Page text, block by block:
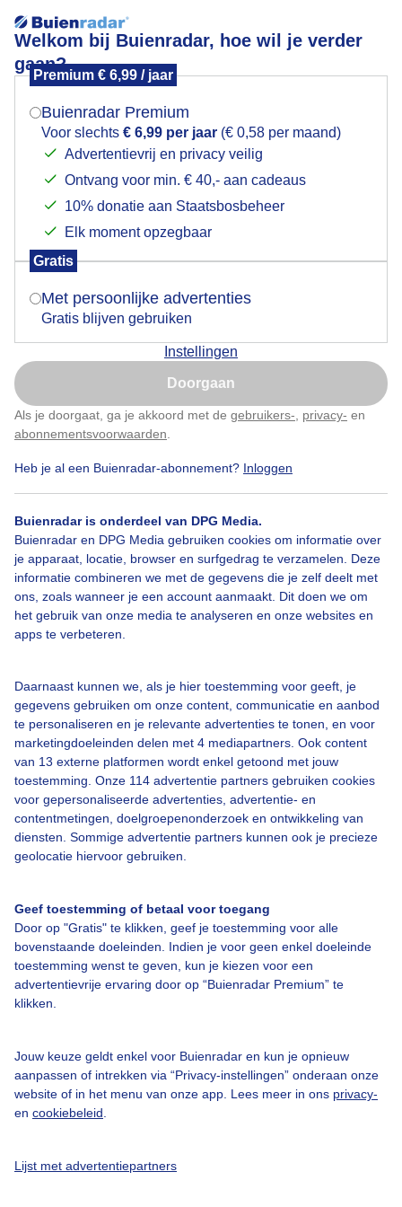
Welkom bij Buienradar, hoe wil je verder
gaan?
Premium € 6,99 / jaar
Buienradar Premium
Voor slechts € 6,99 per jaar (€ 0,58 per maand)
Advertentievrij en privacy veilig
Ontvang voor min. € 40,- aan cadeaus
10% donatie aan Staatsbosbeheer
Elk moment opzegbaar
Gratis
Met persoonlijke advertenties
Gratis blijven gebruiken
Instellingen
Doorgaan
Als je doorgaat, ga je akkoord met de gebruikers- privacy- en
abonnementsvoorwaarden
Heb je al een Buienradar-abonnement? Inloggen
Buienradar is onderdeel van DPG Media.
Buienradar en DPG Media gebruiken cookies om informatie over
je apparaat, locatie, browser en surfgedrag te verzamelen. Deze
informatie combineren we met de gegevens die je zelf deelt met
ons, zoals wanneer je een account aanmaakt. Dit doen we om
het gebruik van onze media te analyseren en onze websites en
apps te verbeteren.
Daarnaast kunnen we, als je hier toestemming voor geeft, je
gegevens gebruiken om onze content, communicatie en aanbod
te personaliseren en je relevante advertenties te tonen, en voor
marketingdoeleinden delen met 4 mediapartners. Ook content
van 13 externe platformen wordt enkel getoond met jouw
toestemming. Onze 114 advertentie partners gebruiken cookies
voor gepersonaliseerde advertenties, advertentie- en
contentmetingen, doelgroepenonderzoek en ontwikkeling van
diensten. Sommige advertentie partners kunnen ook je precieze
geolocatie hiervoor gebruiken.
Geef toestemming of betaal voor toegang
Door op "Gratis" te klikken, geef je toestemming voor alle
bovenstaande doeleinden. Indien je voor geen enkel doeleinde
toestemming wenst te geven, kun je kiezen voor een
advertentievrije ervaring door op “Buienradar Premium” te
klikken.
Jouw keuze geldt enkel voor Buienradar en kun je opnieuw
aanpassen of intrekken via “Privacy-instellingen” onderaan onze
website of in het menu van onze app. Lees meer in ons privacy-
en cookiebeleid
Lijst met advertentiepartners
toenemende bewolking tussen de middag..
wel lekker weer
Strandpad Toenemenddebewolking Zee
Bekijk slideshow
Een moment geduld aub...
Bedrijfsgegevens
Veelgestelde vragen
Contact
Adverteren
Buienradar Team
Cookie beleid
Mogen we je locatie gebruiken voor het
Indien je hier nog geen akkoord op hebt gegeven,
verschijnt er zo een pop-up uit je browser waarin
Is goed, toon de popup
Nu niet, misschien later
Klik hierom dit aan te passen